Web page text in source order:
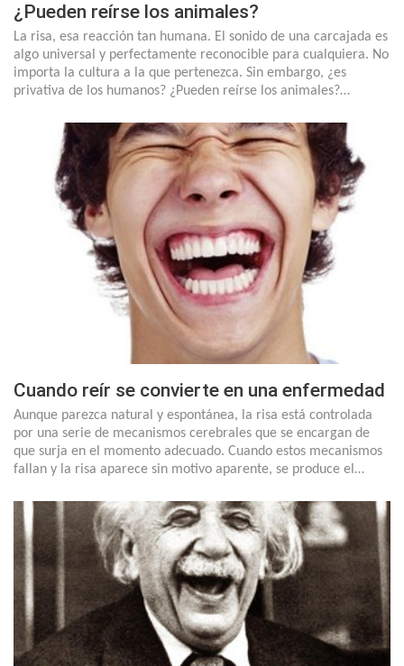
¿Pueden reírse los animales?
La risa, esa reacción tan humana. El sonido de una carcajada es
algo universal y perfectamente reconocible para cualquiera. No
importa la cultura a la que pertenezca. Sin embargo, ¿es
privativa de los humanos? ¿Pueden reírse los animales?…
Cuando reír se convierte en una enfermedad
Aunque parezca natural y espontánea, la risa está controlada
por una serie de mecanismos cerebrales que se encargan de
que surja en el momento adecuado. Cuando estos mecanismos
fallan y la risa aparece sin motivo aparente, se produce el…